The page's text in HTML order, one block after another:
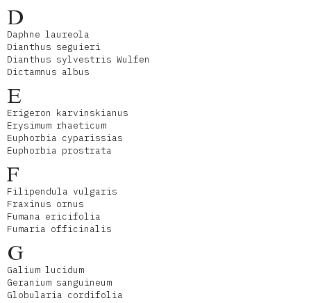
D
Daphne laureola
Dianthus seguieri
Dianthus sylvestris Wulfen
Dictamnus albus
E
Erigeron karvinskianus
Erysimum rhaeticum
Euphorbia cyparissias
Euphorbia prostrata
F
Filipendula vulgaris
Fraxinus ornus
Fumana ericifolia
Fumaria officinalis
G
Galium lucidum
Geranium sanguineum
Globularia cordifolia